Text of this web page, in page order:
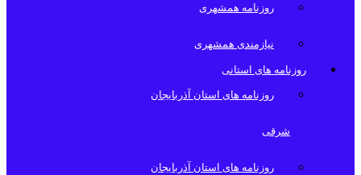
روزنامه همشهری
نیازمندی همشهری
روزنامه های استانی
روزنامه های استان آذربایجان
شرقی
روزنامه های استان آذربایجان